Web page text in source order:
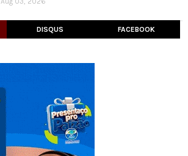
DISQUS FACEBOOK